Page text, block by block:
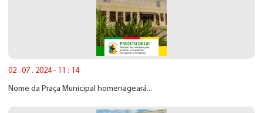
02 . 07 . 2024 - 11 : 14
Nome da Praça Municipal homenageará...